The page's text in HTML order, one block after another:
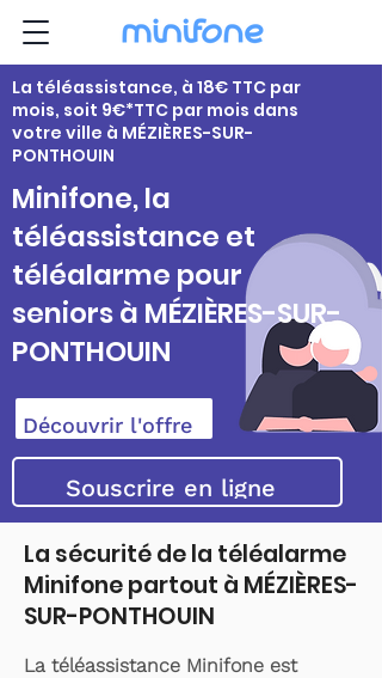
La téléassistance, à 18€ TTC par
mois, soit 9€*TTC par mois dans
votre ville à MÉZIÈRES-SUR-
PONTHOUIN
Minifone, la
téléassistance et
téléalarme pour
seniors à MÉZIÈRES-SUR-
PONTHOUIN
Découvrir l'offre
Souscrire en ligne
La sécurité de la téléalarme
Minifone partout à MÉZIÈRES-
SUR-PONTHOUIN
La téléassistance Minifone est